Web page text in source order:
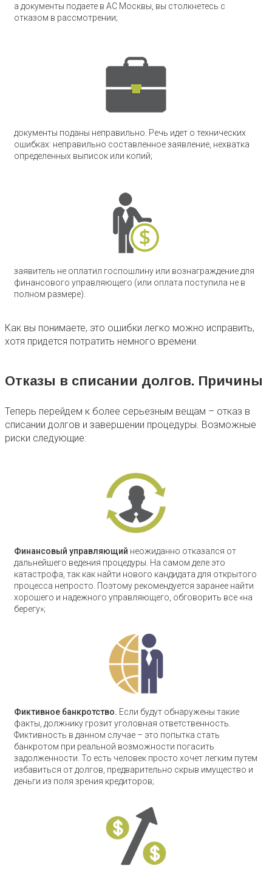
а документы подаете в АС Москвы, вы столкнетесь с
отказом в рассмотрении;
документы поданы неправильно. Речь идет о технических
ошибках: неправильно составленное заявление, нехватка
определенных выписок или копий;
заявитель не оплатил госпошлину или вознаграждение для
финансового управляющего (или оплата поступила не в
полном размере).
Как вы понимаете, это ошибки легко можно исправить,
хотя придется потратить немного времени.
Отказы в списании долгов. Причины
Теперь перейдем к более серьезным вещам – отказ в
списании долгов и завершении процедуры. Возможные
риски следующие:
Финансовый управляющий неожиданно отказался от
дальнейшего ведения процедуры. На самом деле это
катастрофа, так как найти нового кандидата для открытого
процесса непросто. Поэтому рекомендуется заранее найти
хорошего и надежного управляющего, обговорить все «на
берегу»;
Фиктивное банкротство. Если будут обнаружены такие
факты, должнику грозит уголовная ответственность.
Фиктивность в данном случае – это попытка стать
банкротом при реальной возможности погасить
задолженности. То есть человек просто хочет легким путем
избавиться от долгов, предварительно скрыв имущество и
деньги из поля зрения кредиторов;